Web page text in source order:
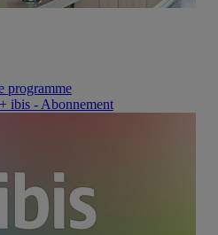
programme
ibis - Abonnement